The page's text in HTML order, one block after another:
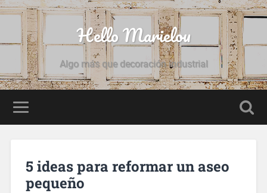
Hello Marielou
Algo más que decoración industrial
5 ideas para reformar un aseo
pequeño